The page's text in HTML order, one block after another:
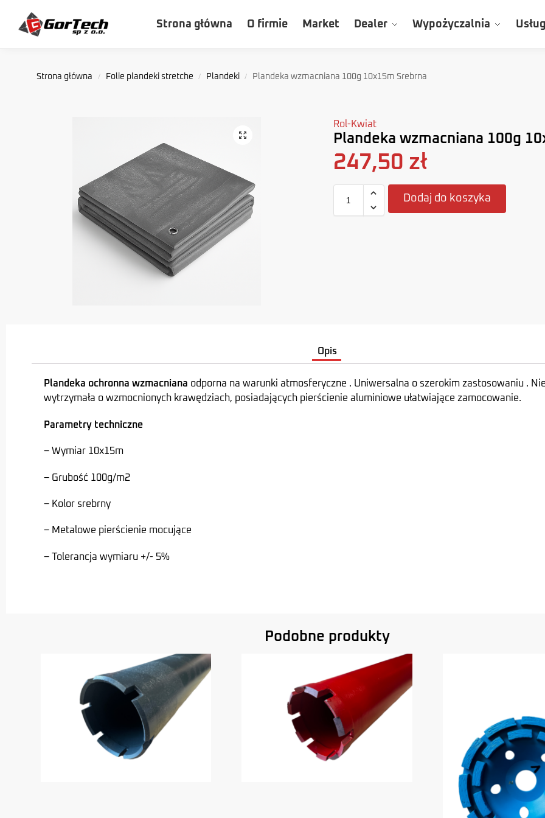
Strona główna O firmie Market Dealer Wypożyczalnia
Szukaj
Strona główna / Folie plandeki stretche / Plandeki / Plandeka wzmacniana 100g 10x15m Srebrna
Rol-Kwiat
Plandeka wzmacniana 100g
247,50 zł
Dodaj do koszyka
Opis
Plandeka ochronna wzmacniana odporna na warunki atmosferyczne . Uniwersalna o szerokim zastosowaniu .
wytrzymała o wzmocnionych krawędziach, posiadających pierścienie aluminiowe ułatwiające zamocowanie.
Parametry techniczne
– Wymiar 10x15m
– Grubość 100g/m2
– Kolor srebrny
– Metalowe pierścienie mocujące
– Tolerancja wymiaru +/- 5%
Podobne produkty